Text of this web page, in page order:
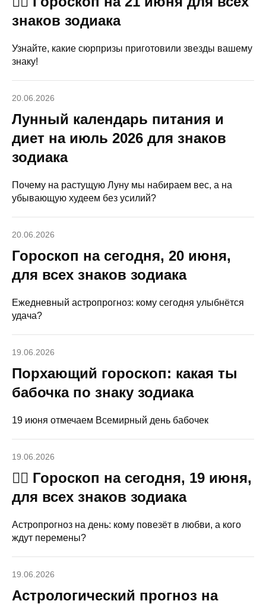
знаков зодиака
Узнайте, какие сюрпризы приготовили звезды вашему
знаку!
20.06.2026
Лунный календарь питания и
диет на июль 2026 для знаков
зодиака
Почему на растущую Луну мы набираем вес, а на
убывающую худеем без усилий?
20.06.2026
Гороскоп на сегодня, 20 июня,
для всех знаков зодиака
Ежедневный астропрогноз: кому сегодня улыбнётся
удача?
19.06.2026
Порхающий гороскоп: какая ты
бабочка по знаку зодиака
19 июня отмечаем Всемирный день бабочек
19.06.2026
🧙‍♀ Гороскоп на сегодня, 19 июня,
для всех знаков зодиака
Астропрогноз на день: кому повезёт в любви, а кого
ждут перемены?
19.06.2026
Астрологический прогноз на